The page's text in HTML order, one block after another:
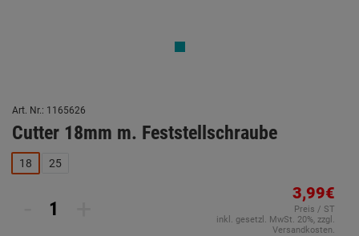
Art. Nr.: 1165626
Cutter 18mm m. Feststellschraube
18 25
3,99€
Preis / ST
inkl. gesetzl. MwSt. 20%, zzgl.
Versandkosten.